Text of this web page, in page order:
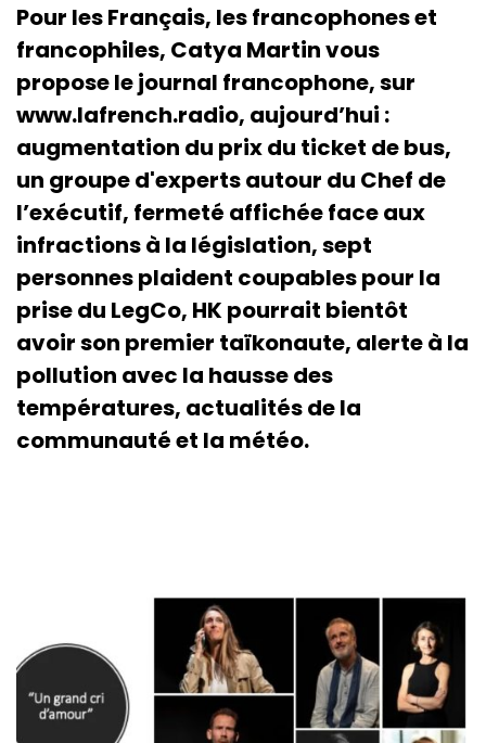
Pour les Français, les francophones et
francophiles, Catya Martin vous
propose le journal francophone, sur
www.lafrench.radio, aujourd’hui :
augmentation du prix du ticket de bus,
un groupe d'experts autour du Chef de
l’exécutif, fermeté affichée face aux
infractions à la législation, sept
personnes plaident coupables pour la
prise du LegCo, HK pourrait bientôt
avoir son premier taïkonaute, alerte à la
pollution avec la hausse des
températures, actualités de la
communauté et la météo.